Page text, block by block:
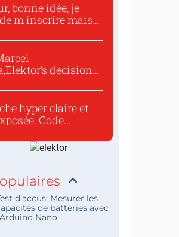
bonne idée, je
m inscrire mais
decision
hyper claire et
Code
d'accus: Mesurer les
de batteries avec
Nano